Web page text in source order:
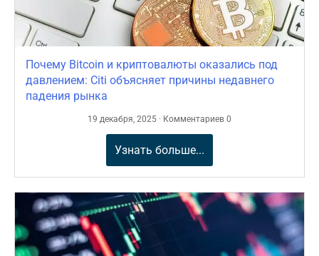
Почему Bitcoin и криптовалюты оказались под
давлением: Citi объясняет причины недавнего
падения рынка
19 декабря, 2025 · Комментариев 0
Узнать больше...